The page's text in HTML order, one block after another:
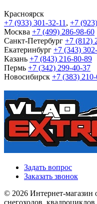
Красноярск
+7 (933) 301-32-11 , +7
Москва +7 (499) 286-98-60
Санкт-Петербург +7 (812)
Екатеринбург +7 (343)
Казань +7 (843) 216-80-89
Пермь +7 (342) 299-40-37
Новосибирск +7 (383)
Задать вопрос
Заказать звонок
© 2026 Интернет-магазин
снегоходов,